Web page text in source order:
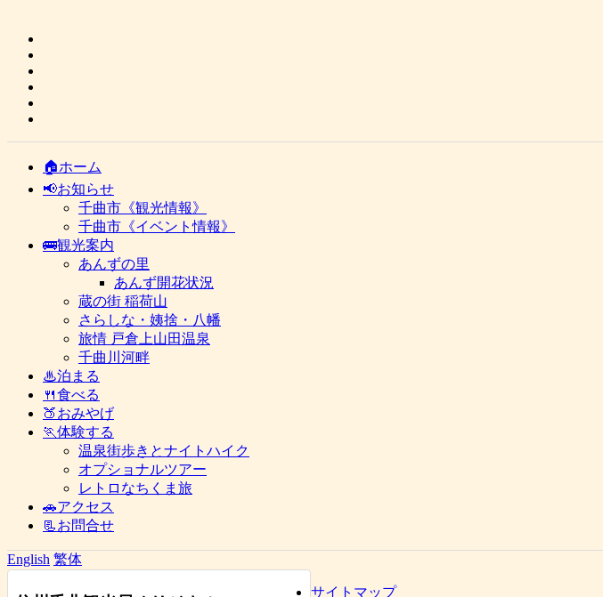
🏠ホーム
📢お知らせ
千曲市《観光情報》
千曲市《イベント情報》
🚌観光案内
あんずの里
あんず開花状況
蔵の街 稲荷山
さらしな・姨捨・八幡
旅情 戸倉上山田温泉
千曲川河畔
♨泊まる
🍴食べる
🍑おみやげ
🏃体験する
温泉街歩きとナイトハイク
オプショナルツアー
レトロなちくま旅
🚗アクセス
📃お問合せ
English 繁体
サイトマップ